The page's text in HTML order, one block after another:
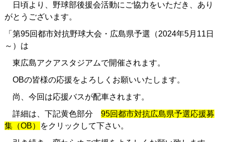
日頃より、野球部後援会活動にご協力をいただき、あり
がとうございます。
「第95回都市対抗野球大会・広島県予選（2024年5月11日
～）は
東広島アクアスタジアムで開催されます。
OBの皆様の応援をよろしくお願いいたします。
尚、今回は応援バスが配車されます。
詳細は、下記黄色部分 95回都市対抗広島県予選応援募
集（OB）
をクリックして下さい。